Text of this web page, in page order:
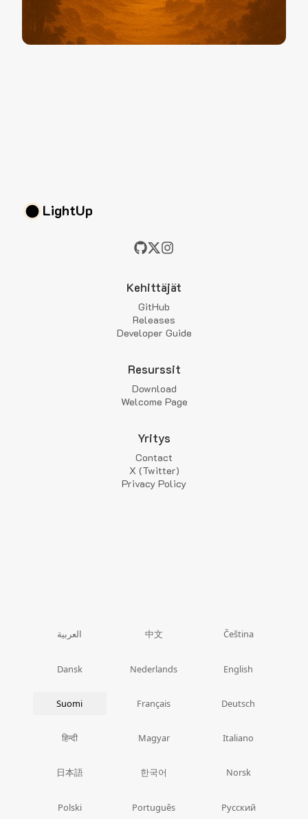
LightUp
Kehittäjät
GitHub
Releases
Developer Guide
Resurssit
Download
Welcome Page
Yritys
Contact
X (Twitter)
Privacy Policy
العربية 中文 Čeština
Dansk Nederlands English
Suomi Français Deutsch
हिन्दी Magyar Italiano
日本語 한국어 Norsk
Polski Português Русский